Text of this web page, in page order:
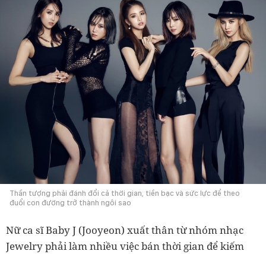
Thần tượng phải đánh đổi cả thời gian, tiền bạc và sức lực để theo
đuổi con đường trở thành ngôi sao
Nữ ca sĩ Baby J (Jooyeon) xuất thân từ nhóm nhạc
Jewelry phải làm nhiều việc bán thời gian để kiếm